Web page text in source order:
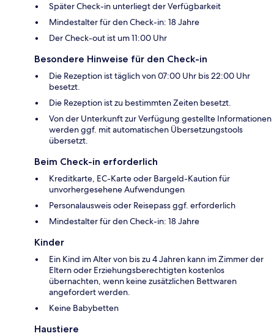
Später Check-in unterliegt der Verfügbarkeit
Mindestalter für den Check-in: 18 Jahre
Der Check-out ist um 11:00 Uhr
Besondere Hinweise für den Check-in
Die Rezeption ist täglich von 07:00 Uhr bis 22:00 Uhr
besetzt.
Die Rezeption ist zu bestimmten Zeiten besetzt.
Von der Unterkunft zur Verfügung gestellte Informationen
werden ggf. mit automatischen Übersetzungstools
übersetzt.
Beim Check-in erforderlich
Kreditkarte, EC-Karte oder Bargeld-Kaution für
unvorhergesehene Aufwendungen
Personalausweis oder Reisepass ggf. erforderlich
Mindestalter für den Check-in: 18 Jahre
Kinder
Ein Kind im Alter von bis zu 4 Jahren kann im Zimmer der
Eltern oder Erziehungsberechtigten kostenlos
übernachten, wenn keine zusätzlichen Bettwaren
angefordert werden.
Keine Babybetten
Haustiere